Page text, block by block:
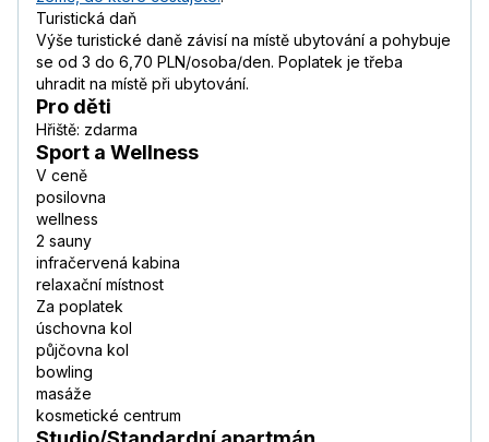
Turistická daň
Výše turistické daně závisí na místě ubytování a pohybuje
se od 3 do 6,70 PLN/osoba/den. Poplatek je třeba
uhradit na místě při ubytování.
Pro děti
Hřiště: zdarma
Sport a Wellness
V ceně
posilovna
wellness
2 sauny
infračervená kabina
relaxační místnost
Za poplatek
úschovna kol
půjčovna kol
bowling
masáže
kosmetické centrum